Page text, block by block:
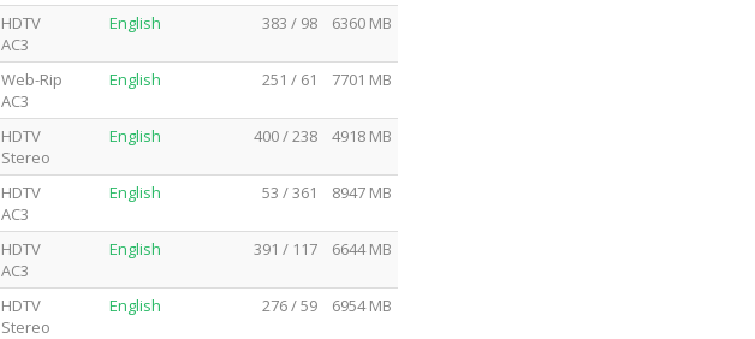
HDTV
AC3
English 383 / 98 6360 MB
Web-Rip
AC3
English 251 / 61 7701 MB
HDTV
Stereo
English 400 / 238 4918 MB
HDTV
AC3
English 53 / 361 8947 MB
HDTV
AC3
English 391 / 117 6644 MB
HDTV
Stereo
English 276 / 59 6954 MB